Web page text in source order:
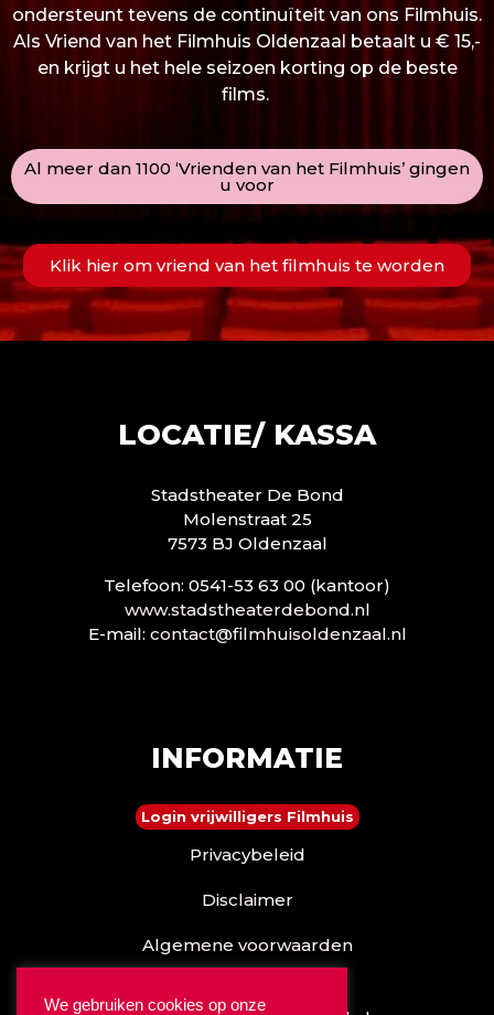
ondersteunt tevens de continuïteit van ons Filmhuis.
Als Vriend van het Filmhuis Oldenzaal betaalt u € 15,-
en krijgt u het hele seizoen korting op de beste
films.
Al meer dan 1100 ‘Vrienden van het Filmhuis’ gingen
u voor
Klik hier om vriend van het filmhuis te worden
LOCATIE/ KASSA
Stadstheater De Bond
Molenstraat 25
7573 BJ Oldenzaal
Telefoon: 0541-53 63 00 (kantoor)
www.stadstheaterdebond.nl
E-mail: contact@filmhuisoldenzaal.nl
INFORMATIE
Login vrijwilligers Filmhuis
Privacybeleid
Disclaimer
Algemene voorwaarden
We gebruiken cookies op onze